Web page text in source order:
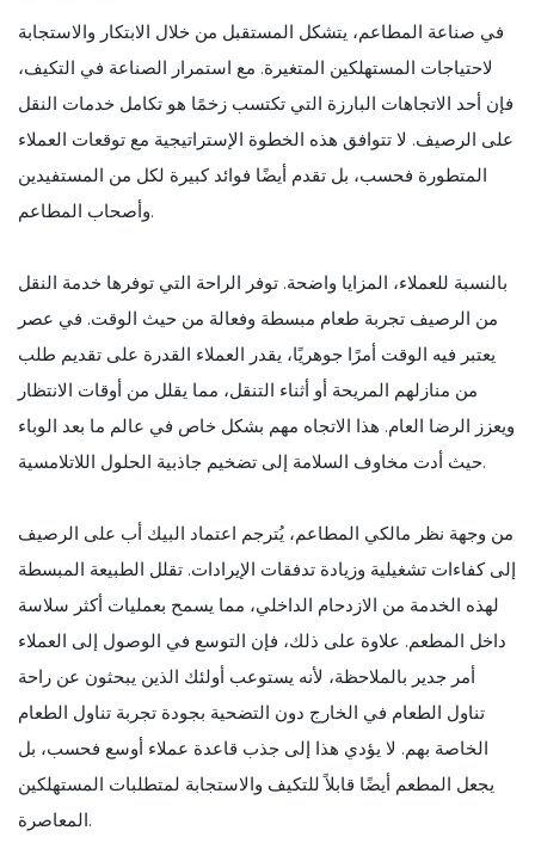
في صناعة المطاعم، يتشكل المستقبل من خلال الابتكار والاستجابة
لاحتياجات المستهلكين المتغيرة. مع استمرار الصناعة في التكيف،
فإن أحد الاتجاهات البارزة التي تكتسب زخمًا هو تكامل خدمات النقل
على الرصيف. لا تتوافق هذه الخطوة الإستراتيجية مع توقعات العملاء
المتطورة فحسب، بل تقدم أيضًا فوائد كبيرة لكل من المستفيدين
وأصحاب المطاعم.
بالنسبة للعملاء، المزايا واضحة. توفر الراحة التي توفرها خدمة النقل
من الرصيف تجربة طعام مبسطة وفعالة من حيث الوقت. في عصر
يعتبر فيه الوقت أمرًا جوهريًا، يقدر العملاء القدرة على تقديم طلب
من منازلهم المريحة أو أثناء التنقل، مما يقلل من أوقات الانتظار
ويعزز الرضا العام. هذا الاتجاه مهم بشكل خاص في عالم ما بعد الوباء
حيث أدت مخاوف السلامة إلى تضخيم جاذبية الحلول اللاتلامسية.
من وجهة نظر مالكي المطاعم، يُترجم اعتماد البيك أب على الرصيف
إلى كفاءات تشغيلية وزيادة تدفقات الإيرادات. تقلل الطبيعة المبسطة
لهذه الخدمة من الازدحام الداخلي، مما يسمح بعمليات أكثر سلاسة
داخل المطعم. علاوة على ذلك، فإن التوسع في الوصول إلى العملاء
أمر جدير بالملاحظة، لأنه يستوعب أولئك الذين يبحثون عن راحة
تناول الطعام في الخارج دون التضحية بجودة تجربة تناول الطعام
الخاصة بهم. لا يؤدي هذا إلى جذب قاعدة عملاء أوسع فحسب، بل
يجعل المطعم أيضًا قابلاً للتكيف والاستجابة لمتطلبات المستهلكين
المعاصرة.